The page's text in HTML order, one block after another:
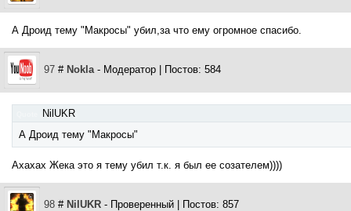
А Дроид тему "Макросы" убил,за что ему огромное спасибо.
97 # Nokla- Модератор | Постов: 584
NilUKR
А Дроид тему "Макросы"
Ахахах Жека это я тему убил т.к. я был ее созателем))))
98 # NilUKR - Проверенный | Постов: 857